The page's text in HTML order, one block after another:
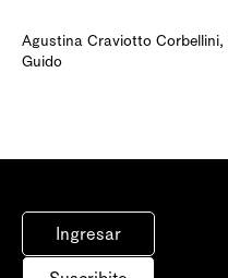
Agustina Craviotto Corbellini,
Guido
Ingresar